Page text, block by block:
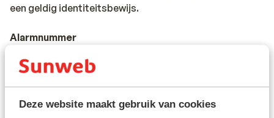
Deze website maakt gebruik van cookies
een geldig identiteitsbewijs.
Alarmnummer
ambulance en brandweer is 112.
*De maximum snelheid op de snelwegen is 130 km/uur.